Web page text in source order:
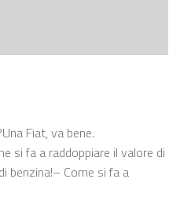
Fiat, va bene.
si fa a raddoppiare il valore di
benzina!– Come si fa a